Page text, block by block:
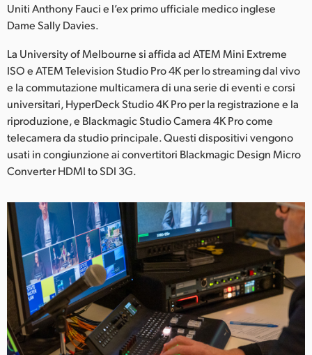
Uniti Anthony Fauci e l’ex primo ufficiale medico inglese
Dame Sally Davies.
La University of Melbourne si affida ad ATEM Mini Extreme
ISO e ATEM Television Studio Pro 4K per lo streaming dal vivo
e la commutazione multicamera di una serie di eventi e corsi
universitari, HyperDeck Studio 4K Pro per la registrazione e la
riproduzione, e Blackmagic Studio Camera 4K Pro come
telecamera da studio principale. Questi dispositivi vengono
usati in congiunzione ai convertitori Blackmagic Design Micro
Converter HDMI to SDI 3G.